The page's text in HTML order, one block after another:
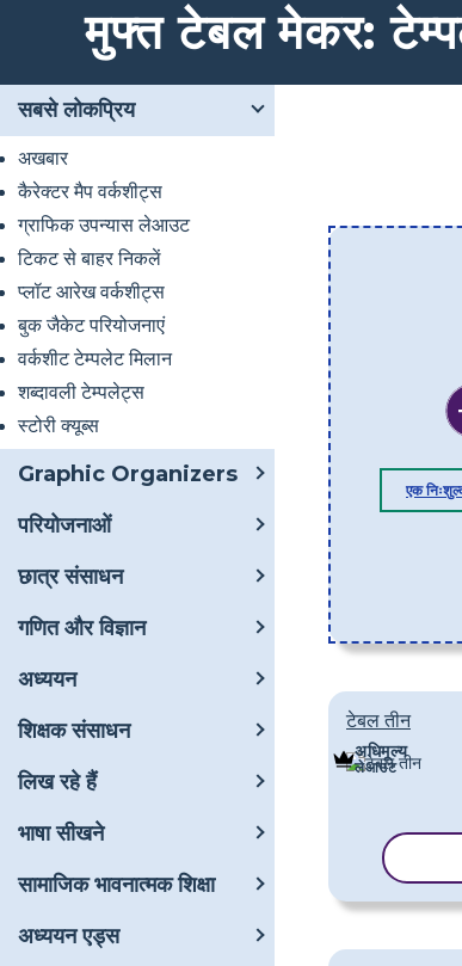
मुफ्त टेबल मेकर:
सबसे लोकप्रिय
अखबार
कैरेक्टर मैप वर्कशीट्स
ग्राफिक उपन्यास लेआउट
टिकट से बाहर निकलें
प्लॉट आरेख वर्कशीट्स
बुक जैकेट परियोजनाएं
वर्कशीट टेम्पलेट मिलान
शब्दावली टेम्पलेट्स
स्टोरी क्यूब्स
Graphic Organizers
परियोजनाओं
छात्र संसाधन
गणित और विज्ञान
अध्ययन
शिक्षक संसाधन
लिख रहे हैं
भाषा सीखने
सामाजिक भावनात्मक शिक्षा
अध्ययन एड्स
एक
टेबल तीन
अधिमूल्य
लेआउट